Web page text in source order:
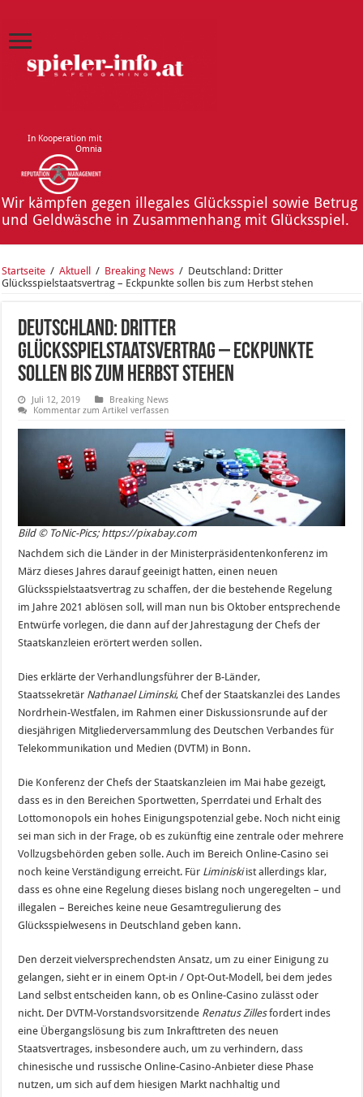
In Kooperation mit
Omnia
Wir kämpfen gegen illegales Glücksspiel sowie Betrug
und Geldwäsche in Zusammenhang mit Glücksspiel.
Startseite / Aktuell / Breaking News / Deutschland: Dritter
Glücksspielstaatsvertrag – Eckpunkte sollen bis zum Herbst stehen
Deutschland: Dritter
Glücksspielstaatsvertrag – Eckpunkte
sollen bis zum Herbst stehen
Juli 12, 2019
Breaking News
Kommentar zum Artikel verfassen
Bild © ToNic-Pics; https://pixabay.com
Nachdem sich die Länder in der Ministerpräsidentenkonferenz im
März dieses Jahres darauf geeinigt hatten, einen neuen
Glücksspielstaatsvertrag zu schaffen, der die bestehende Regelung
im Jahre 2021 ablösen soll, will man nun bis Oktober entsprechende
Entwürfe vorlegen, die dann auf der Jahrestagung der Chefs der
Staatskanzleien erörtert werden sollen.
Dies erklärte der Verhandlungsführer der B-Länder,
Staatssekretär Nathanael Liminski, Chef der Staatskanzlei des Landes
Nordrhein-Westfalen, im Rahmen einer Diskussionsrunde auf der
diesjährigen Mitgliederversammlung des Deutschen Verbandes für
Telekommunikation und Medien (DVTM) in Bonn.
Die Konferenz der Chefs der Staatskanzleien im Mai habe gezeigt,
dass es in den Bereichen Sportwetten, Sperrdatei und Erhalt des
Lottomonopols ein hohes Einigungspotenzial gebe. Noch nicht einig
sei man sich in der Frage, ob es zukünftig eine zentrale oder mehrere
Vollzugsbehörden geben solle. Auch im Bereich Online-Casino sei
noch keine Verständigung erreicht. Für Liminiskiist allerdings klar,
dass es ohne eine Regelung dieses bislang noch ungeregelten – und
illegalen – Bereiches keine neue Gesamtregulierung des
Glücksspielwesens in Deutschland geben kann.
Den derzeit vielversprechendsten Ansatz, um zu einer Einigung zu
gelangen, sieht er in einem Opt-in / Opt-Out-Modell, bei dem jedes
Land selbst entscheiden kann, ob es Online-Casino zulässt oder
nicht. Der DVTM-Vorstandsvorsitzende Renatus Zillesfordert indes
eine Übergangslösung bis zum Inkrafttreten des neuen
Staatsvertrages, insbesondere auch, um zu verhindern, dass
chinesische und russische Online-Casino-Anbieter diese Phase
nutzen, um sich auf dem hiesigen Markt nachhaltig und